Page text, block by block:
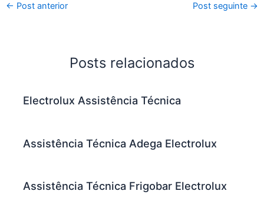
← Post anterior Post seguinte →
Posts relacionados
Electrolux Assistência Técnica
Assistência Técnica Adega Electrolux
Assistência Técnica Frigobar Electrolux